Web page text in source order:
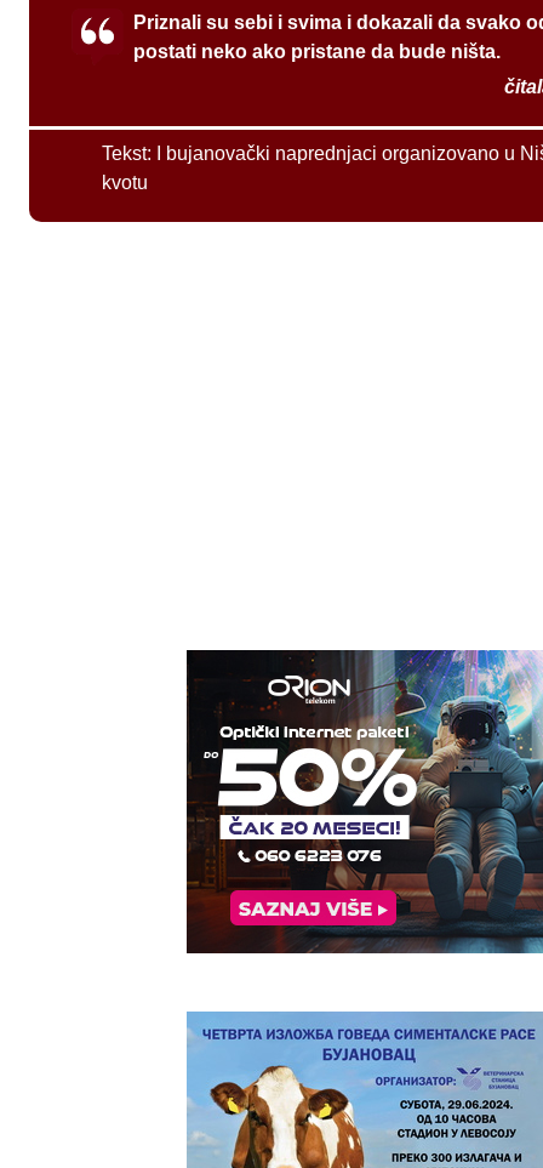
Priznali su sebi i svima i dokazali da svako
postati neko ako pristane da bude ništa.
Tekst:
I bujanovački naprednjaci organizovano u
kvotu